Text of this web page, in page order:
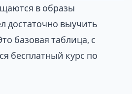
в образы
достаточно выучить
Это базовая таблица, с
бесплатный курс по